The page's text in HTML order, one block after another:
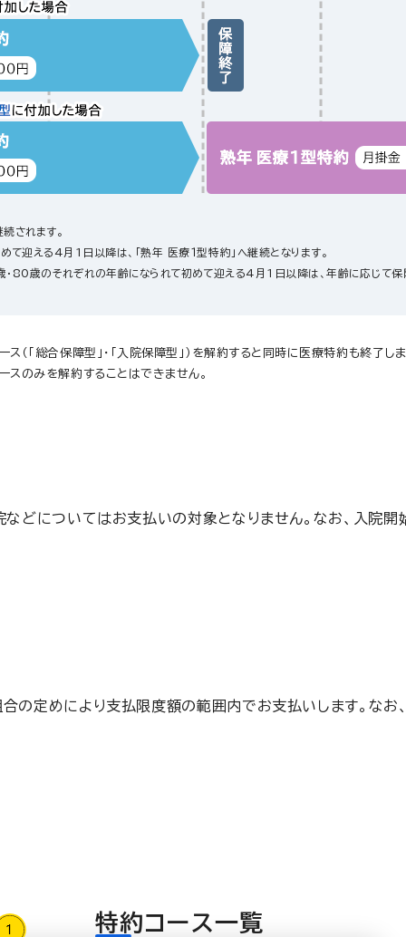
されます。
て迎える4月1日以降は、「熟年 医療１型特約」へ継続となります。
・80歳のそれぞれの年齢になられて初めて迎える4月1日以降は、年齢に応じて保
ス（「総合保障型」・「入院保障型」）を解約すると同時に医療特約も終了しま
スのみを解約することはできません。
についてはお支払いの対象となりません。なお、入
めにより支払限度額の範囲内でお支払いします
特約コース一覧